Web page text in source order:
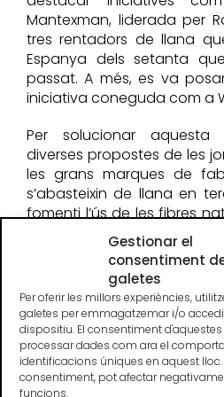
Gestionar el
consentiment
galetes
Per oferir les millors experiències,
galetes per emmagatzemar i/o
dispositiu. El consentiment
processar dades com ara el
identificacions úniques en aquest lloc.
consentiment, pot afectar
funcions.
Mantexman, liderada per
tres rentadors de llana
Espanya dels setanta
passat. A més, es va
iniciativa coneguda com a
Per solucionar aquesta
diverses propostes de les
les grans marques de
s’abasteixin de llana en
fomenti l’ús de les fibres
procés de sostenibilitat
ambient. També s’ha
potenciar la diversificació
a material aïllant per a la
adob per a l’agricultura.
Mallorca Rural està
relacionats amb la llana,
Estratègia de